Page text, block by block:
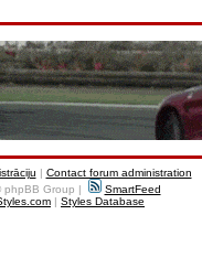
| Contact forum administration
phpBB Group |
SmartFeed
| Styles Database